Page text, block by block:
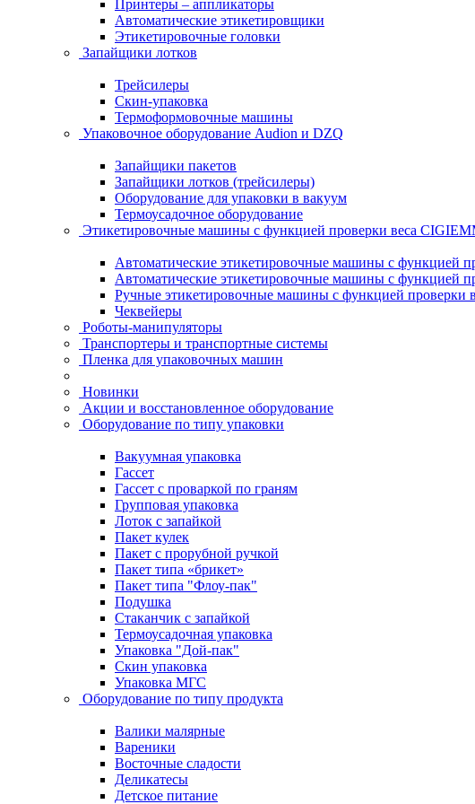
Принтеры – аппликаторы
Автоматические этикетировщики
Этикетировочные головки
Запайщики лотков
Трейсилеры
Скин-упаковка
Термоформовочные машины
Упаковочное оборудование Audion и DZQ
Запайщики пакетов
Запайщики лотков (трейсилеры)
Оборудование для упаковки в вакуум
Термоусадочное оборудование
Этикетировочные машины с функцией проверки веса
Автоматические этикетировочные машины с функцией
Автоматические этикетировочные машины с функцией
Ручные этикетировочные машины с функцией проверки
Чеквейеры
Роботы-манипуляторы
Транспортеры и транспортные системы
Пленка для упаковочных машин
Новинки
Акции и восстановленное оборудование
Оборудование по типу упаковки
Вакуумная упаковка
Гассет
Гассет с проваркой по граням
Групповая упаковка
Лоток с запайкой
Пакет кулек
Пакет с прорубной ручкой
Пакет типа «брикет»
Пакет типа "Флоу-пак"
Подушка
Стаканчик с запайкой
Термоусадочная упаковка
Упаковка "Дой-пак"
Скин упаковка
Упаковка МГС
Оборудование по типу продукта
Валики малярные
Вареники
Восточные сладости
Деликатесы
Детское питание